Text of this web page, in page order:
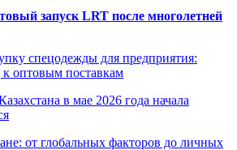
запуск LRT после многолетней
спецодежды для предприятия:
к оптовым поставкам
в мае 2026 года начала
от глобальных факторов до личных